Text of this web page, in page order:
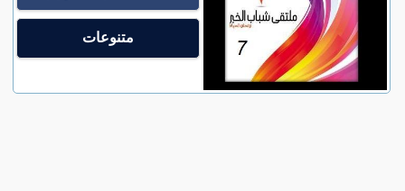
متنوعات